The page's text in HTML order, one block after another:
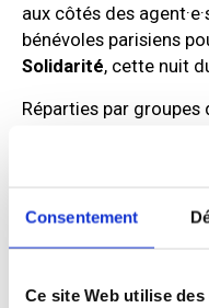
Consentement
Ce site Web utilise
aux côtés des
bénévoles parisiens
Solidarité, cette nuit
Réparties par groupes
pour recenser les
élément important de
instant donné, du